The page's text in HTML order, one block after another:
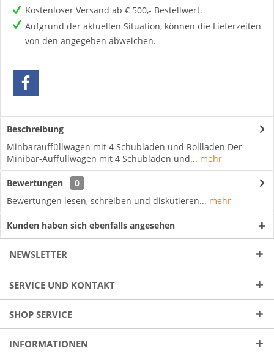
Kostenloser Versand ab € 500,- Bestellwert.
Aufgrund der aktuellen Situation, können die Lieferzeiten
von den angegeben abweichen.
Beschreibung
Minbarauffüllwagen mit 4 Schubladen und Rollladen Der
Minibar-Auffüllwagen mit 4 Schubladen und... mehr
Bewertungen
0
Bewertungen lesen, schreiben und diskutieren... mehr
Kunden haben sich ebenfalls angesehen
NEWSLETTER
SERVICE UND KONTAKT
SHOP SERVICE
INFORMATIONEN